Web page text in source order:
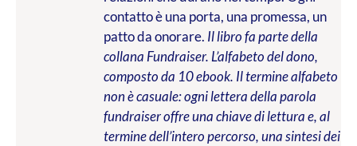
contatto è una porta, una promessa, un
patto da onorare. Il libro fa parte della
collana Fundraiser. L’alfabeto del dono,
composto da 10 ebook. Il termine alfabeto
non è casuale: ogni lettera della parola
fundraiser offre una chiave di lettura e, al
termine dell’intero percorso, una sintesi dei